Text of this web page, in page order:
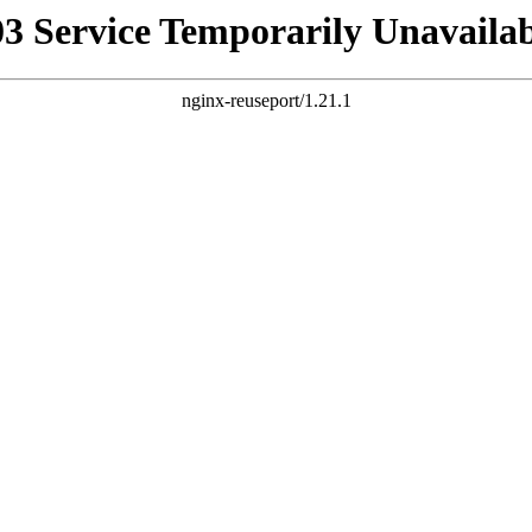
Service Temporarily
nginx-reuseport/1.21.1